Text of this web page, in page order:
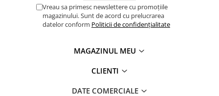
Acumulatori
generatorului si circuitele de iesire
(inclusiv alimentarea dedicata a încalzitorului de
apa) catre EasyPlus.
cablul de patch-uri UTP.
temperatura la baterii
(livrat si ca standard).
Vreau sa primesc newslettere cu promoțiile
magazinului. Sunt de acord cu prelucrarea
datelor conform Politicii de confidențialitate
MAGAZINUL MEU
CLIENTI
DATE COMERCIALE